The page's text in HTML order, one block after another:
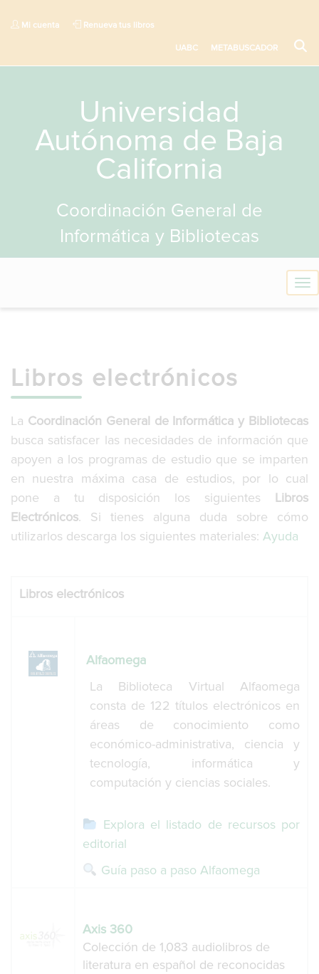
Mi cuenta Renueva tus libros
UABC METABUSCADOR
Universidad
Autónoma de Baja
California
Coordinación General de
Informática y Bibliotecas
T
o
g
a
t
o
n
Libros electrónicos
La Coordinación General de Informática y Bibliotecas
busca satisfacer las necesidades de información que
apoyen a los programas de estudio que se imparten
en nuestra máxima casa de estudios, por lo cual
pone a tu disposición los siguientes Libros
Electrónicos. Si tienes alguna duda sobre cómo
utilizarlos descarga los siguientes materiales: Ayuda
Libros electrónicos
Alfaomega
La Biblioteca Virtual Alfaomega
consta de 122 títulos electrónicos en
áreas de conocimiento como
económico-administrativa, ciencia y
tecnología, informática y
computación y ciencias sociales.
Explora el listado de recursos por
editorial
Guía paso a paso Alfaomega
Axis 360
Colección de 1,083 audiolibros de
literatura en español de reconocidas